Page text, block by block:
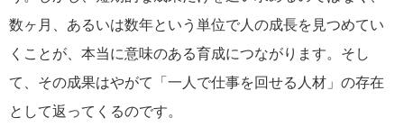
数ヶ月、あるいは数年という単位で人の成長を見つめてい
くことが、本当に意味のある育成につながります。そし
て、その成果はやがて「一人で仕事を回せる人材」の存在
として返ってくるのです。